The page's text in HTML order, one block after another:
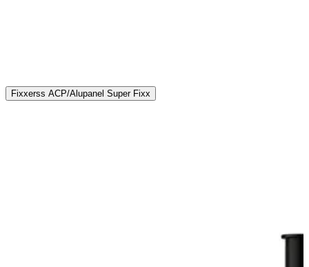
Fixxerss ACP/Alupanel Super Fixx